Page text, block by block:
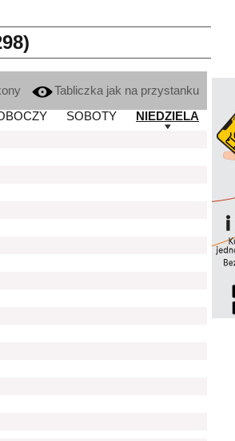
Tabliczka jak na przystanku
SOBOTY
NIEDZIELA